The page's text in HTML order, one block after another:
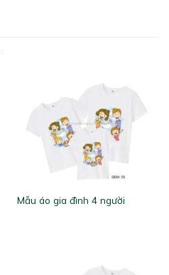
Mẫu áo gia đình 4 người